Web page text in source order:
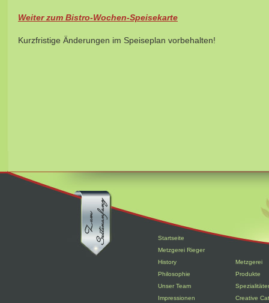
Weiter zum Bistro-Wochen-Speisekarte
Kurzfristige Änderungen im Speiseplan vorbehalten!
Startseite
Metzgerei Rieger
History
Metzgerei
Philosophie
Produkte
Unser Team
Impressionen
Creative